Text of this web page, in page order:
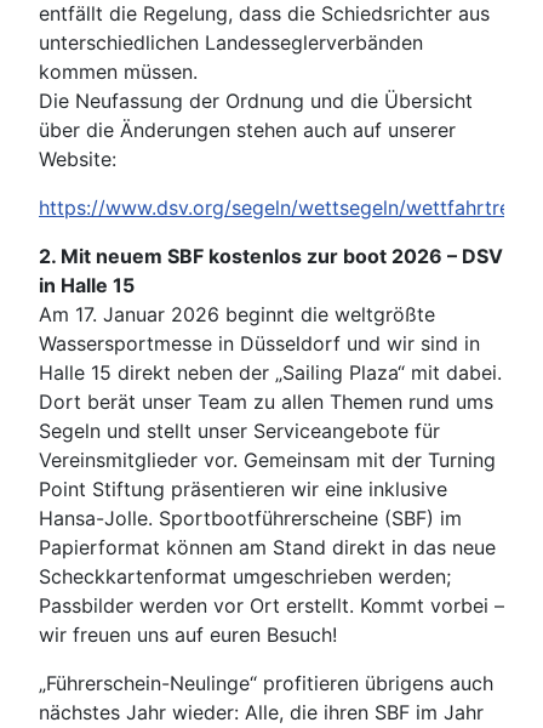
entfällt die Regelung, dass die Schiedsrichter aus
unterschiedlichen Landesseglerverbänden
kommen müssen.
Die Neufassung der Ordnung und die Übersicht
über die Änderungen stehen auch auf unserer
Website:
https://www.dsv.org/segeln/wettsegeln/
2. Mit neuem SBF kostenlos zur boot 2026 – DSV
in Halle 15
Am 17. Januar 2026 beginnt die weltgrößte
Wassersportmesse in Düsseldorf und wir sind in
Halle 15 direkt neben der „Sailing Plaza“ mit dabei.
Dort berät unser Team zu allen Themen rund ums
Segeln und stellt unser Serviceangebote für
Vereinsmitglieder vor. Gemeinsam mit der Turning
Point Stiftung präsentieren wir eine inklusive
Hansa-Jolle. Sportbootführerscheine (SBF) im
Papierformat können am Stand direkt in das neue
Scheckkartenformat umgeschrieben werden;
Passbilder werden vor Ort erstellt. Kommt vorbei –
wir freuen uns auf euren Besuch!
„Führerschein-Neulinge“ profitieren übrigens auch
nächstes Jahr wieder: Alle, die ihren SBF im Jahr